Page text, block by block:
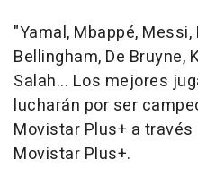
"Yamal, Mbappé,
Bellingham, De Bruyne,
Salah... Los mejores
lucharán por ser
Movistar Plus+ a través
Movistar Plus+.